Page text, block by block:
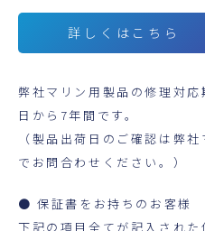
詳しくはこちら
弊社マリン用製品の修理対
日から7年間です。
（製品出荷日のご確認は弊
でお問合わせください。）
● 保証書をお持ちのお客様
下記の項目全てが記入され